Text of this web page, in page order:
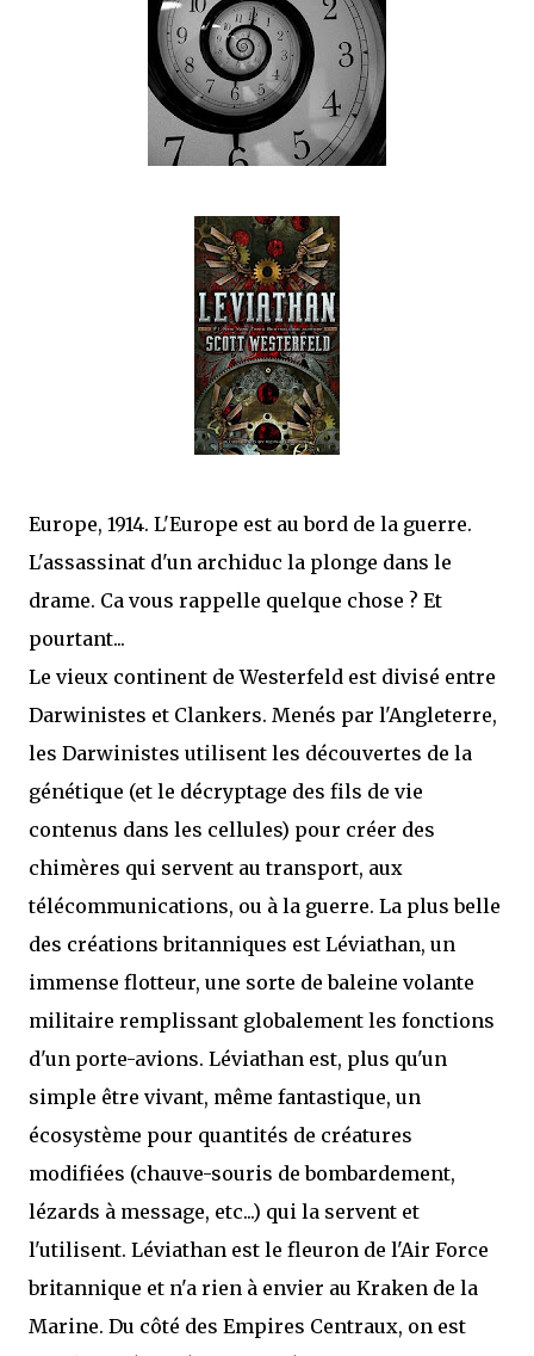
que Thomas connaissait et appréciait Olivier. Marlowe découvre une ville qu’il
ne connaissait pas, habitée par la méfiance, la peur et le rigorisme de la Ligue,
une ville pleine de mystères et de vieilles rancœurs. La Dame d...
Europe, 1914. L'Europe est au bord de la guerre.
L'assassinat d'un archiduc la plonge dans le
drame. Ca vous rappelle quelque chose ? Et
pourtant...
Le vieux continent de Westerfeld est divisé entre
Darwinistes et Clankers. Menés par l'Angleterre,
les Darwinistes utilisent les découvertes de la
génétique (et le décryptage des fils de vie
contenus dans les cellules) pour créer des
chimères qui servent au transport, aux
télécommunications, ou à la guerre. La plus belle
des créations britanniques est Léviathan, un
immense flotteur, une sorte de baleine volante
militaire remplissant globalement les fonctions
d'un porte-avions. Léviathan est, plus qu'un
simple être vivant, même fantastique, un
écosystème pour quantités de créatures
modifiées (chauve-souris de bombardement,
lézards à message, etc...) qui la servent et
l'utilisent. Léviathan est le fleuron de l'Air Force
britannique et n'a rien à envier au Kraken de la
Marine. Du côté des Empires Centraux, on est